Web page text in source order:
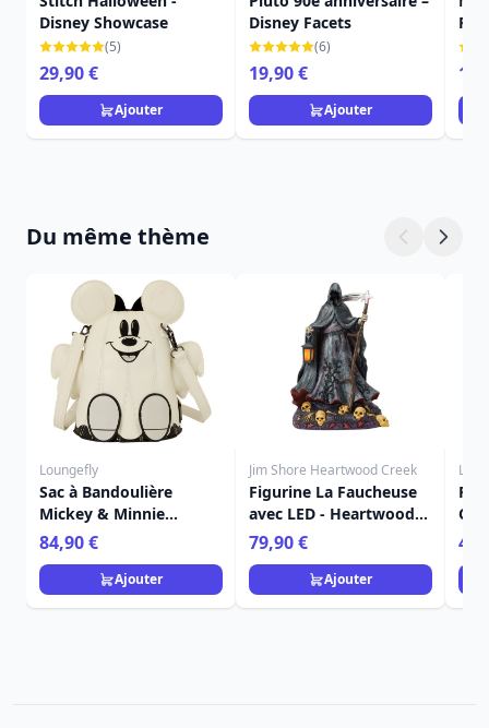
Disney Showcase
(5)
29,90 €
Ajouter
Disney Facets
(6)
19,90 €
Ajouter
Du même thème
Loungefly
Sac à Bandoulière
Mickey & Minnie
fantômes
phosphorescent -
Disney Loungefly
84,90 €
Ajouter
Jim Shore Heartwood Creek
Figurine La Faucheuse
avec LED - Heartwood
Creek
79,90 €
Ajouter